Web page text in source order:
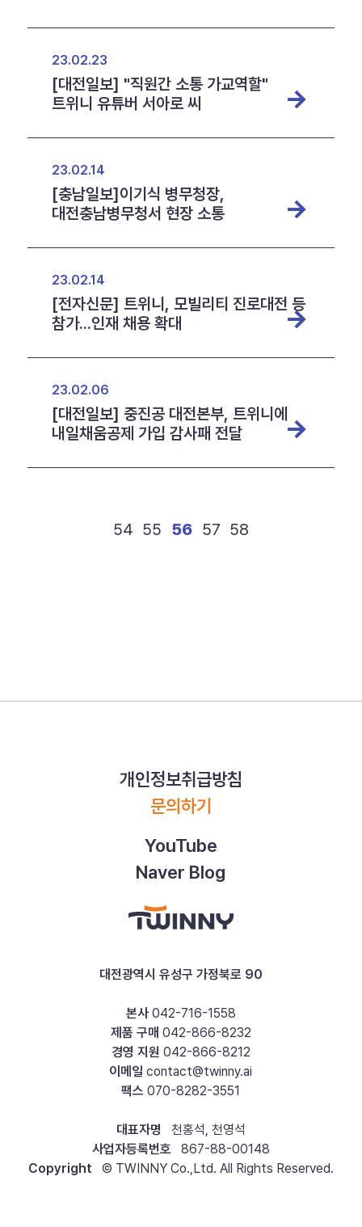
23.02.23
[대전일보] "직원간 소통 가교역할"
트위니 유튜버 서아로 씨
23.02.14
[충남일보]이기식 병무청장,
대전충남병무청서 현장 소통
23.02.14
[전자신문] 트위니, 모빌리티 진로대전 등
참가...인재 채용 확대
23.02.06
[대전일보] 중진공 대전본부, 트위니에
내일채움공제 가입 감사패 전달
54 55 56 57 58
개인정보취급방침
문의하기
YouTube
Naver Blog
대전광역시 유성구 가정북로 90
본사 042-716-1558
제품 구매 042-866-8232
경영 지원 042-866-8212
이메일 contact@twinny.ai
팩스 070-8282-3551
대표자명
천홍석, 천영석
사업자등록번호 867-88-00148
Copyright © TWINNY Co.,Ltd. All Rights Reserved.